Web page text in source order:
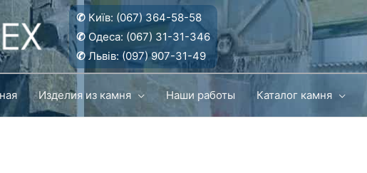
✆ Київ: (067) 364-58-58
✆Одеса: (067) 31-31-346
✆Львів: (097) 907-31-49
Изделия из камня Наши работы Каталог камня